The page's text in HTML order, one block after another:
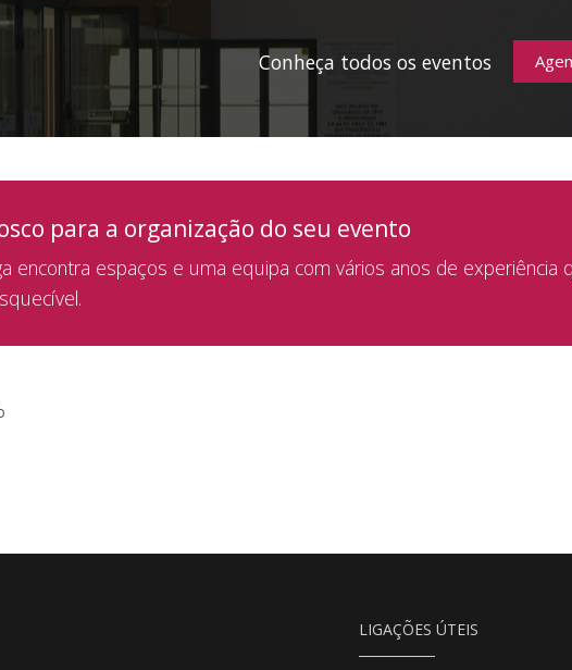
Conheça todos os eventos
para a organização do seu evento
encontra espaços e uma equipa com vários anos de experiência
LIGAÇÕES ÚTEIS